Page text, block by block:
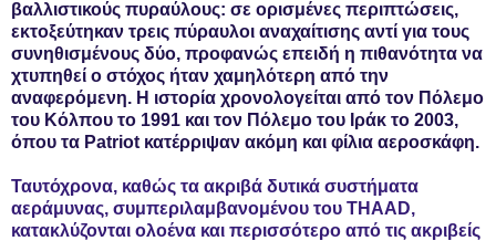
βαλλιστικούς πυραύλους: σε ορισμένες περιπτώσεις,
εκτοξεύτηκαν τρεις πύραυλοι αναχαίτισης αντί για τους
συνηθισμένους δύο, προφανώς επειδή η πιθανότητα να
χτυπηθεί ο στόχος ήταν χαμηλότερη από την
αναφερόμενη. Η ιστορία χρονολογείται από τον Πόλεμο
του Κόλπου το 1991 και τον Πόλεμο του Ιράκ το 2003,
όπου τα Patriot κατέρριψαν ακόμη και φίλια αεροσκάφη.
Ταυτόχρονα, καθώς τα ακριβά δυτικά συστήματα
αεράμυνας, συμπεριλαμβανομένου του THAAD,
κατακλύζονται ολοένα και περισσότερο από τις ακριβείς